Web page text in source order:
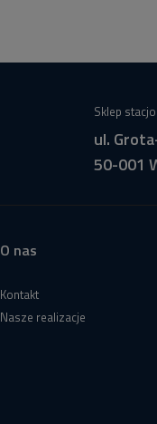
Sklep
ul.
50-001
O nas
Kontakt
Nasze realizacje